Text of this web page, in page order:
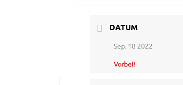
DATUM
Sep. 18 2022
Vorbei!